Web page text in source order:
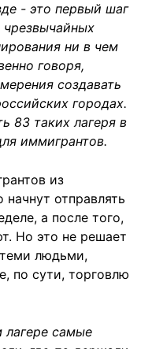
- это первый шаг
ни в чем
говоря,
создавать
городах.
83 таких лагеря в
иммигрантов.
из
начнут отправлять
а после того,
Но это не решает
теми людьми,
по сути, торговлю
самые